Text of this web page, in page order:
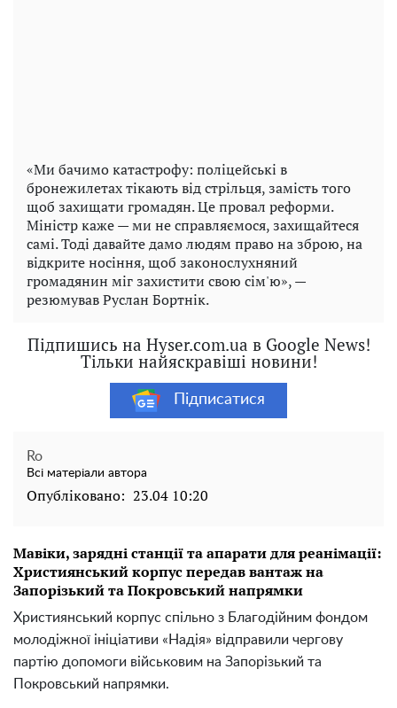
«Ми бачимо катастрофу: поліцейські в
бронежилетах тікають від стрільця, замість того
щоб захищати громадян. Це провал реформи.
Міністр каже — ми не справляємося, захищайтеся
самі. Тоді давайте дамо людям право на зброю, на
відкрите носіння, щоб законослухняний
громадянин міг захистити свою сім'ю», —
резюмував Руслан Бортнік.
Підпишись на Hyser.com.ua в Google News!
Тільки найяскравіші новини!
Підписатися
Ro
Всі матеріали автора
Опубліковано: 23.04 10:20
Мавіки, зарядні станції та апарати для реанімації:
Християнський корпус передав вантаж на
Запорізький та Покровський напрямки
Християнський корпус спільно з Благодійним фондом
молодіжної ініціативи «Надія» відправили чергову
партію допомоги військовим на Запорізький та
Покровський напрямки.